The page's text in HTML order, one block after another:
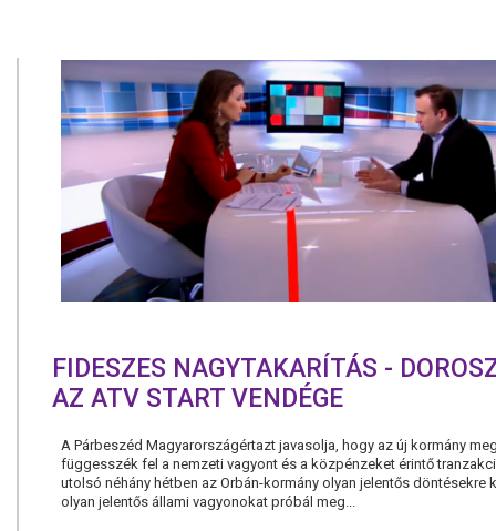
FIDESZES NAGYTAKARÍTÁS -
AZ ATV START VENDÉGE
A Párbeszéd Magyarországértazt javasolja, hogy az új kormány
függesszék fel a nemzeti vagyont és a közpénzeket érintő
utolsó néhány hétben az Orbán-kormány olyan jelentős döntésekre
olyan jelentős állami vagyonokat próbál meg...